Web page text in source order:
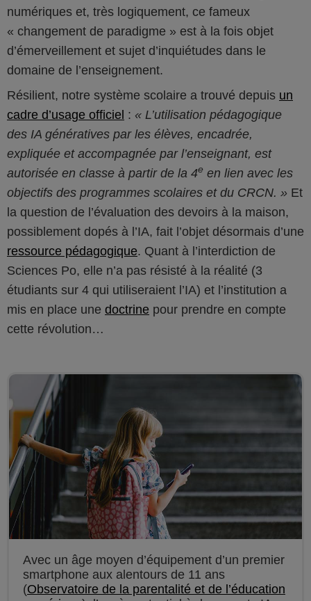
numériques et, très logiquement, ce fameux
« changement de paradigme » est à la fois objet
d’émerveillement et sujet d’inquiétudes dans le
domaine de l’enseignement.
Résilient, notre système scolaire a trouvé depuis un
cadre d’usage officiel :
L’utilisation pédagogique
des IA génératives par les élèves, encadrée,
expliquée et accompagnée par l’enseignant, est
autorisée en classe à partir de la 4e en lien avec les
objectifs des programmes scolaires et du CRCN.
Et
la question de l’évaluation des devoirs à la maison,
possiblement dopés à l’IA, fait l’objet désormais d’une
ressource pédagogique. Quant à l’interdiction de
Sciences Po, elle n’a pas résisté à la réalité (3
étudiants sur 4 qui utiliseraient l’IA) et l’institution a
mis en place une doctrine pour prendre en compte
cette révolution…
Avec un âge moyen d’équipement d’un premier
smartphone aux alentours de 11 ans
(Observatoire de la parentalité et de l’éducation